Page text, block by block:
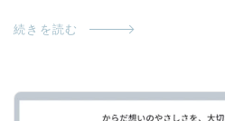
続きを読む